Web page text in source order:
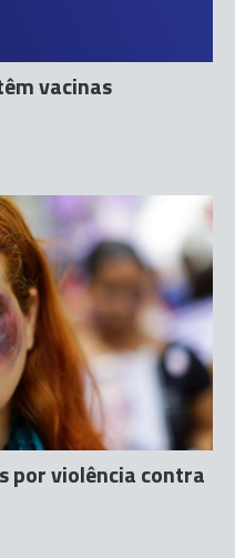
vacinas
por violência contra